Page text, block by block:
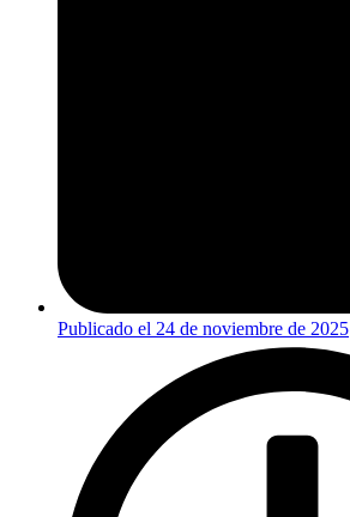
Publicado el 24 de noviembre de 2025